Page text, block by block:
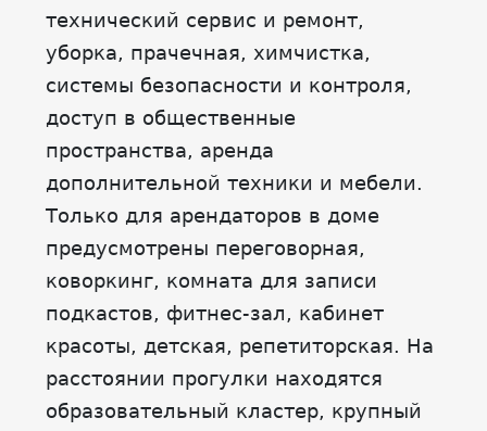
технический сервис и ремонт,
уборка, прачечная, химчистка,
системы безопасности и контроля,
доступ в общественные
пространства, аренда
дополнительной техники и мебели.
Только для арендаторов в доме
предусмотрены переговорная,
коворкинг, комната для записи
подкастов, фитнес-зал, кабинет
красоты, детская, репетиторская. На
расстоянии прогулки находятся
образовательный кластер, крупный